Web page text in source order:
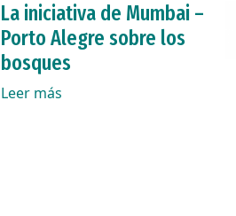
La iniciativa de Mumbai –
Porto Alegre sobre los
bosques
Leer más